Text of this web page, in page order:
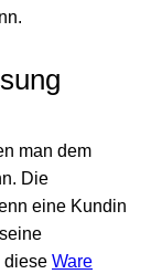
man dem
Die
eine Kundin
diese Ware